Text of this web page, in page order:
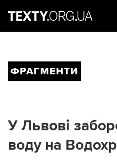
ФРАГМЕНТИ
У Львові
воду на